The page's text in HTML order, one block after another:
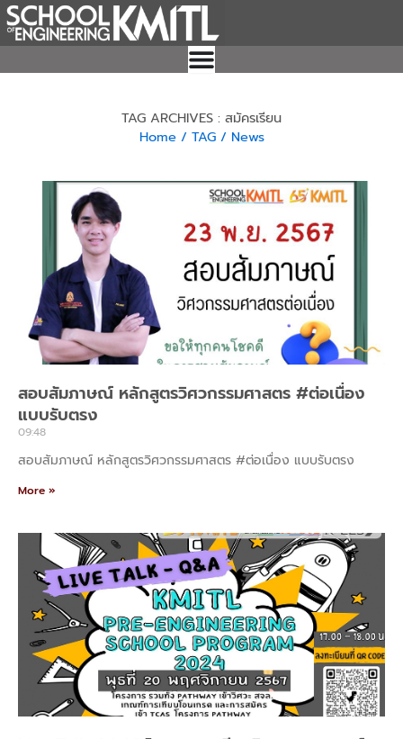
Skip
to
TAG ARCHIVES : สมัครเรียน
Home / TAG / News
สอบสัมภาษณ์ หลักสูตรวิศวกรรมศาสตร #ต่อเนื่อง
แบบรับตรง
09:48
สอบสัมภาษณ์ หลักสูตรวิศวกรรมศาสตร #ต่อเนื่อง แบบรับตรง
More »
PagePagePagePagePage